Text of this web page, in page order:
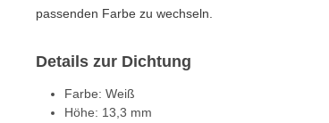
passenden Farbe zu wechseln.
Details zur Dichtung
Farbe: Weiß
Höhe: 13,3 mm